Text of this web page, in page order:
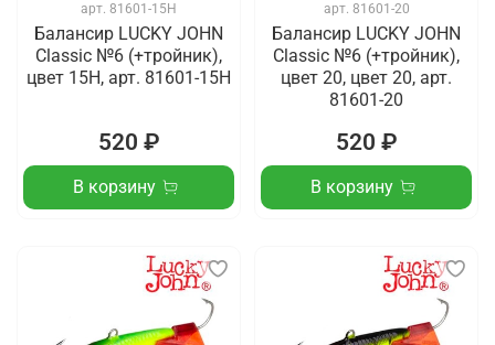
арт. 81601-15H
Балансир LUCKY JOHN
Classic №6 (+тройник),
цвет 15H, арт. 81601-15H
520 ₽
В корзину
арт. 81601-20
Балансир LUCKY JOHN
Classic №6 (+тройник),
цвет 20, цвет 20, арт.
81601-20
520 ₽
В корзину